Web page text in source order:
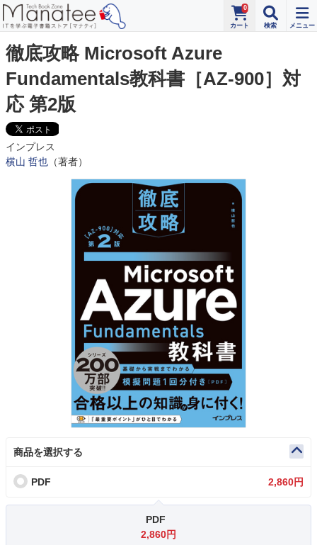
0
徹底攻略 Microsoft Azure
Fundamentals教科書［AZ-900］対
応 第2版
インプレス
横山 哲也 （著者）
商品を選択する
PDF 2,860円
PDF
2,860円